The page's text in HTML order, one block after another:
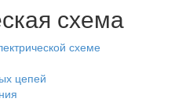
схема
схеме
цепей